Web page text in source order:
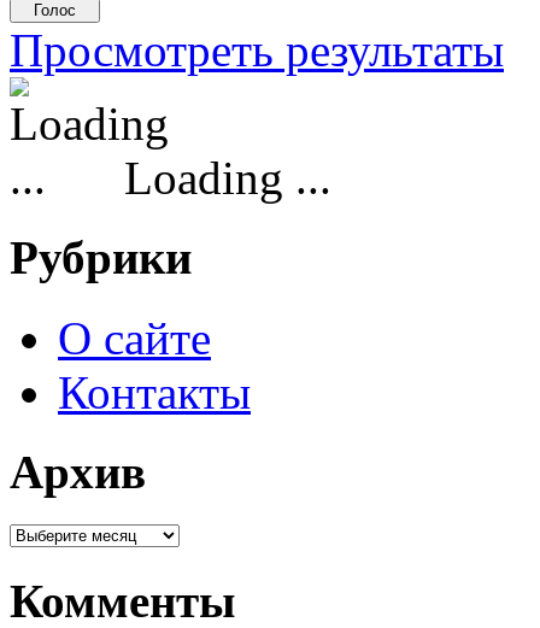
Просмотреть результаты
Loading ...
Рубрики
О сайте
Контакты
Архив
Комменты